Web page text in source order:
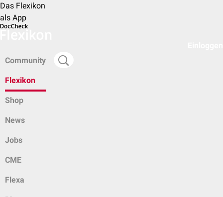
Das Flexikon
als App
Community
Flexikon
Shop
News
Jobs
CME
Flexa